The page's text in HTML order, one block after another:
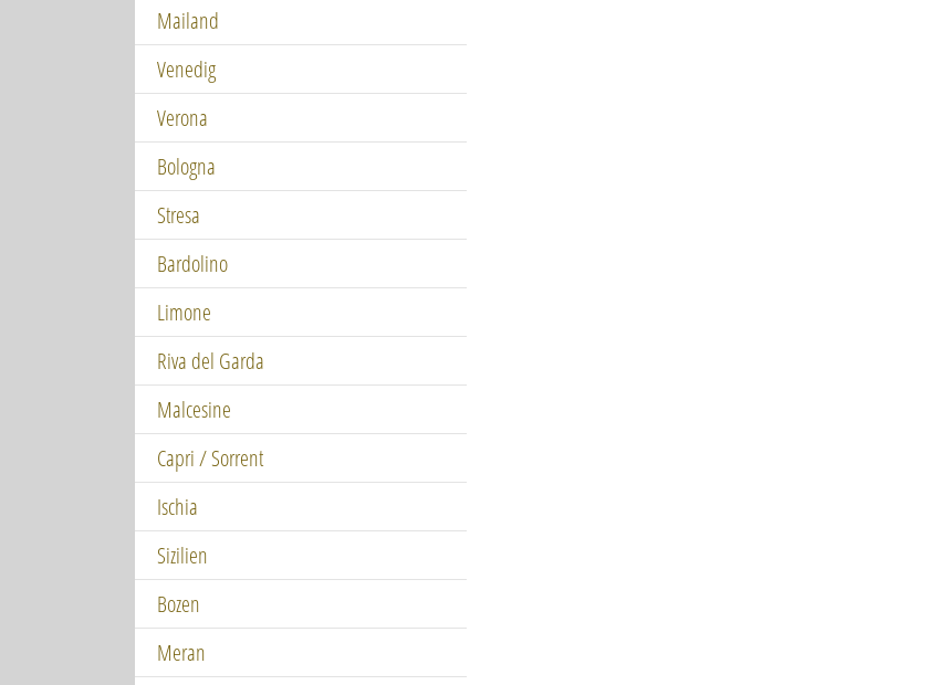
Mailand
Venedig
Verona
Bologna
Stresa
Bardolino
Limone
Riva del Garda
Malcesine
Capri / Sorrent
Ischia
Sizilien
Bozen
Meran